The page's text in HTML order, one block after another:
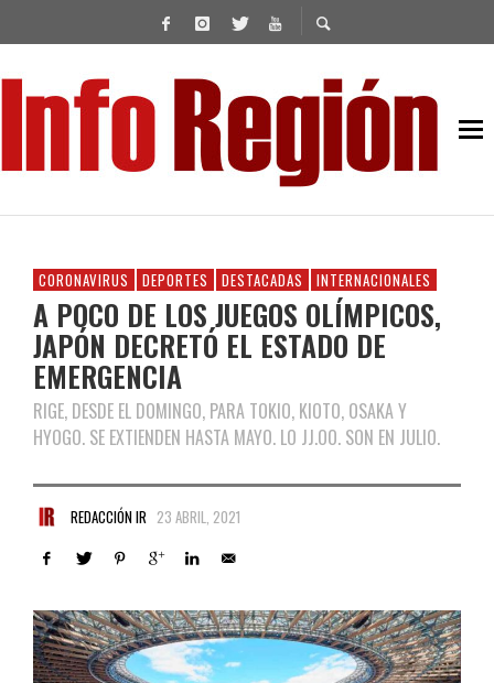
CORONAVIRUS DEPORTES DESTACADAS INTERNACIONALES
A POCO DE LOS JUEGOS OLÍMPICOS,
JAPÓN DECRETÓ EL ESTADO DE
EMERGENCIA
RIGE, DESDE EL DOMINGO, PARA TOKIO, KIOTO, OSAKA Y
HYOGO. SE EXTIENDEN HASTA MAYO. LO JJ.OO. SON EN JULIO.
REDACCIÓN IR 23 ABRIL, 2021